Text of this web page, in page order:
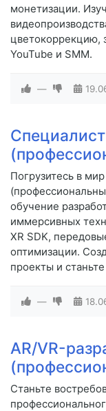
монетизации.
цветокоррекцию,
YouTube и SMM.
—
Погрузитесь в
обучение
иммерсивных
XR SDK,
оптимизации.
проекты и
—
AR/VR-
Станьте